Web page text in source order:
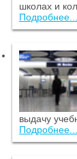
школах и
Подробнее...
выдачу
Подробнее...